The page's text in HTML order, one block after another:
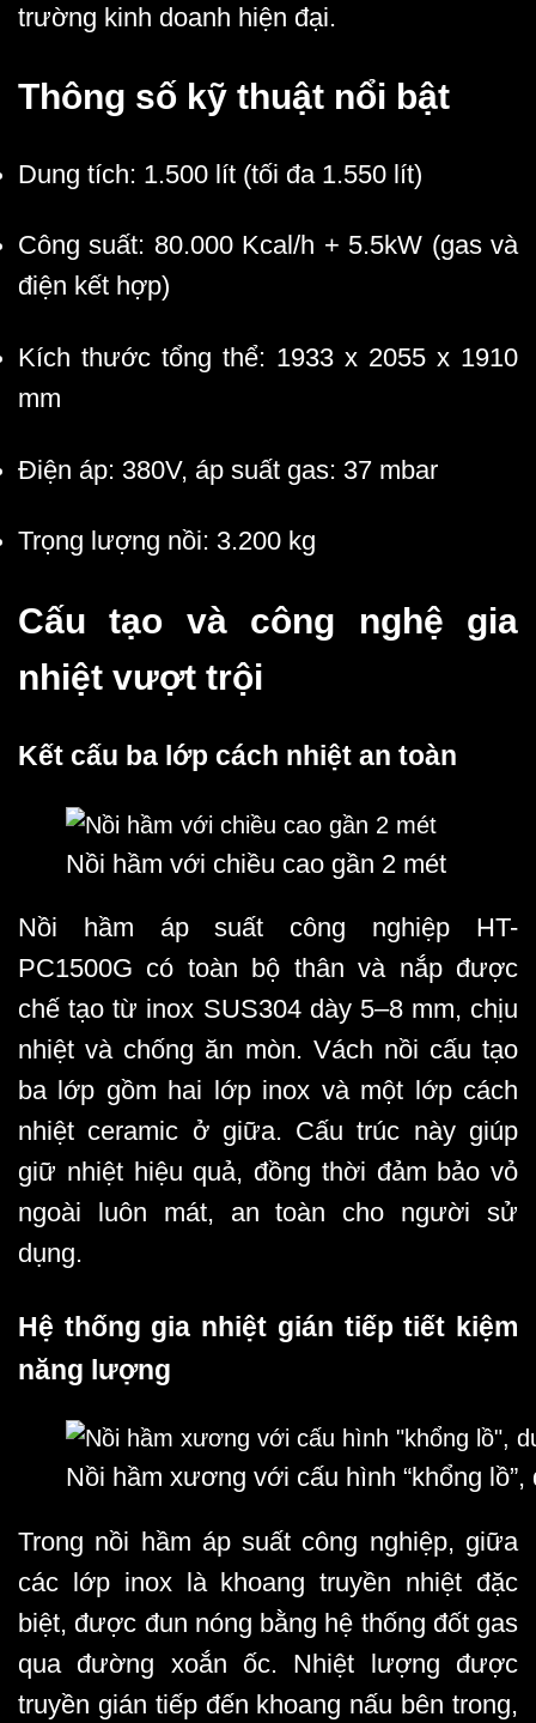
trường kinh doanh hiện đại.
Thông số kỹ thuật nổi bật
Dung tích: 1.500 lít (tối đa 1.550 lít)
Công suất: 80.000 Kcal/h + 5.5kW (gas và
điện kết hợp)
Kích thước tổng thể: 1933 x 2055 x 1910
mm
Điện áp: 380V, áp suất gas: 37 mbar
Trọng lượng nồi: 3.200 kg
Cấu tạo và công nghệ gia
nhiệt vượt trội
Kết cấu ba lớp cách nhiệt an toàn
Nồi hầm với chiều cao gần 2 mét
Nồi hầm áp suất công nghiệp HT-
PC1500G có toàn bộ thân và nắp được
chế tạo từ inox SUS304 dày 5–8 mm, chịu
nhiệt và chống ăn mòn. Vách nồi cấu tạo
ba lớp gồm hai lớp inox và một lớp cách
nhiệt ceramic ở giữa. Cấu trúc này giúp
giữ nhiệt hiệu quả, đồng thời đảm bảo vỏ
ngoài luôn mát, an toàn cho người sử
dụng.
Hệ thống gia nhiệt gián tiếp tiết kiệm
năng lượng
Nồi hầm xương với cấu hình “khổng
Trong nồi hầm áp suất công nghiệp, giữa
các lớp inox là khoang truyền nhiệt đặc
biệt, được đun nóng bằng hệ thống đốt gas
qua đường xoắn ốc. Nhiệt lượng được
truyền gián tiếp đến khoang nấu bên trong,